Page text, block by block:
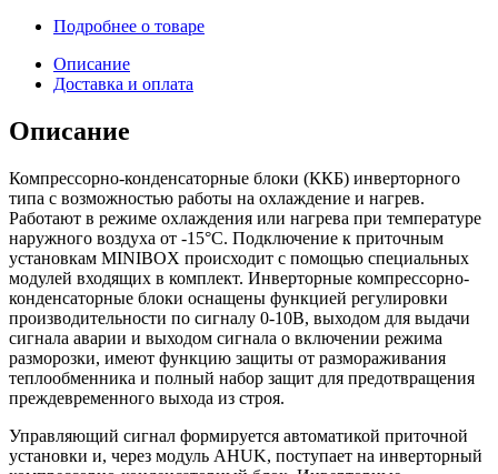
Подробнее о товаре
Описание
Доставка и оплата
Описание
Компрессорно-конденсаторные блоки (ККБ) инверторного
типа с возможностью работы на охлаждение и нагрев.
Работают в режиме охлаждения или нагрева при температуре
наружного воздуха от -15°С. Подключение к приточным
установкам MINIBOX происходит с помощью специальных
модулей входящих в комплект. Инверторные компрессорно-
конденсаторные блоки оснащены функцией регулировки
производительности по сигналу 0-10В, выходом для выдачи
сигнала аварии и выходом сигнала о включении режима
разморозки, имеют функцию защиты от размораживания
теплообменника и полный набор защит для предотвращения
преждевременного выхода из строя.
Управляющий сигнал формируется автоматикой приточной
установки и, через модуль AHUK, поступает на инверторный